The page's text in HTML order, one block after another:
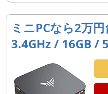
ミニPCなら2万
3.4GHz / 16GB /